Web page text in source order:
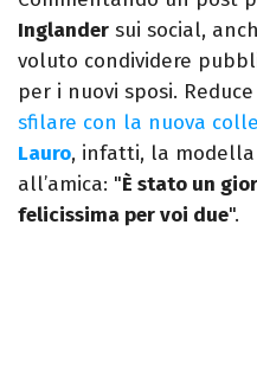
Inglander sui social,
voluto condividere
per i nuovi sposi.
sfilare con la nuova
Lauro, infatti, la
all’amica: "È stato un
felicissima per voi due".